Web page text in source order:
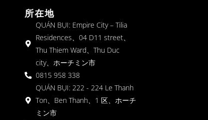
所在地
QUÁN BỤI: Empire City – Tilia
Residences、04 D11 street、
Thu Thiem Ward、Thu Duc
city、ホーチミン市
0815 958 338
QUÁN BỤI: 222 - 224 Le Thanh
Ton、Ben Thanh、1 区、ホーチ
ミン市